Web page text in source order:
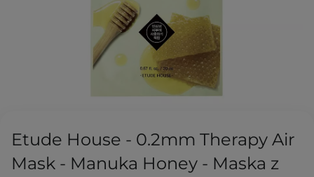
Etude House - 0.2mm Therapy Air
Mask - Manuka Honey - Maska z